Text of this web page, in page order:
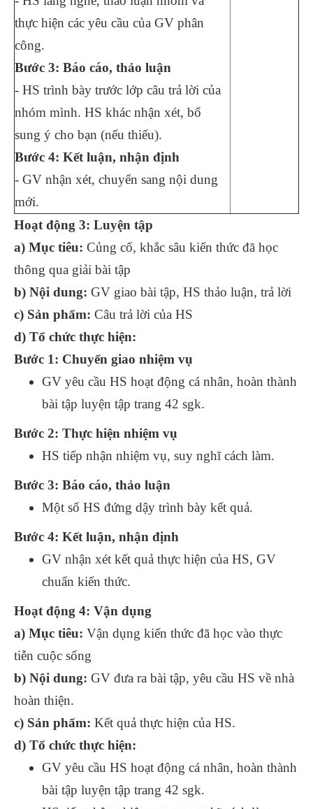
thực hiện các yêu cầu của GV phân
công.
Bước 3: Báo cáo, thảo luận
- HS trình bày trước lớp câu trả lời của
nhóm mình. HS khác nhận xét, bổ
sung ý cho bạn (nếu thiếu).
Bước 4: Kết luận, nhận định
- GV nhận xét, chuyển sang nội dung
mới.
Hoạt động 3: Luyện tập
a) Mục tiêu: Củng cố, khắc sâu kiến thức đã học
thông qua giải bài tập
b) Nội dung: GV giao bài tập, HS thảo luận, trả lời
c) Sản phẩm: Câu trả lời của HS
d) Tổ chức thực hiện:
Bước 1: Chuyển giao nhiệm vụ
GV yêu cầu HS hoạt động cá nhân, hoàn thành
bài tập luyện tập trang 42 sgk.
Bước 2: Thực hiện nhiệm vụ
HS tiếp nhận nhiệm vụ, suy nghĩ cách làm.
Bước 3: Báo cáo, thảo luận
Một số HS đứng dậy trình bày kết quả.
Bước 4: Kết luận, nhận định
GV nhận xét kết quả thực hiện của HS, GV
chuẩn kiến thức.
Hoạt động 4: Vận dụng
a) Mục tiêu: Vận dụng kiến thức đã học vào thực
tiễn cuộc sống
b) Nội dung: GV đưa ra bài tập, yêu cầu HS về nhà
hoàn thiện.
c) Sản phẩm: Kết quả thực hiện của HS.
d) Tổ chức thực hiện:
GV yêu cầu HS hoạt động cá nhân, hoàn thành
bài tập luyện tập trang 42 sgk.